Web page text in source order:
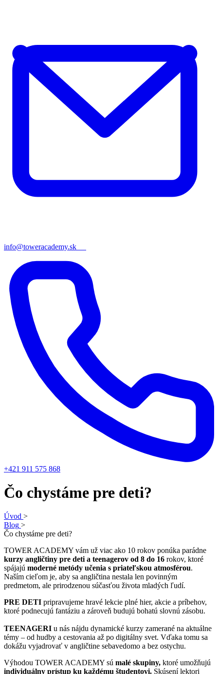
info@toweracademy.sk
+421 911 575 868
Čo chystáme pre deti?
Úvod >
Blog >
Čo chystáme pre deti?
TOWER ACADEMY vám už viac ako 10 rokov ponúka parádne
kurzy angličtiny pre deti a teenagerov od 8 do 16 rokov, ktoré
spájajú moderné metódy učenia s priateľskou atmosférou.
Naším cieľom je, aby sa angličtina nestala len povinným
predmetom, ale prirodzenou súčasťou života mladých ľudí.
PRE DETI pripravujeme hravé lekcie plné hier, akcie a príbehov,
ktoré podnecujú fantáziu a zároveň budujú bohatú slovnú zásobu.
TEENAGERI u nás nájdu dynamické kurzy zamerané na aktuálne
témy – od hudby a cestovania až po digitálny svet. Vďaka tomu sa
dokážu vyjadrovať v angličtine sebavedomo a bez ostychu.
Výhodou TOWER ACADEMY sú malé skupiny, ktoré umožňujú
individuálny prístup ku každému študentovi. Skúsení lektori